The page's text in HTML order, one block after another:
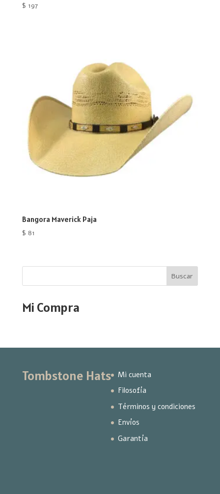
$ 197
Bangora Maverick Paja
$ 81
Buscar
Mi Compra
Tombstone Hats
Mi cuenta
Filosofía
Términos y condiciones
Envíos
Garantía